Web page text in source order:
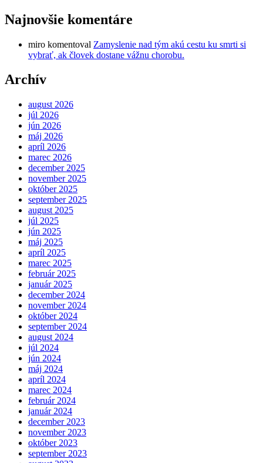
Najnovšie komentáre
miro komentoval Zamyslenie nad tým akú cestu ku smrti si
vybrať, ak človek dostane vážnu chorobu.
Archív
august 2026
júl 2026
jún 2026
máj 2026
apríl 2026
marec 2026
december 2025
november 2025
október 2025
september 2025
august 2025
júl 2025
jún 2025
máj 2025
apríl 2025
marec 2025
február 2025
január 2025
december 2024
november 2024
október 2024
september 2024
august 2024
júl 2024
jún 2024
máj 2024
apríl 2024
marec 2024
február 2024
január 2024
december 2023
november 2023
október 2023
september 2023